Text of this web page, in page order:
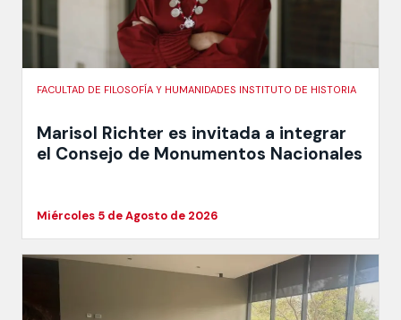
FACULTAD DE FILOSOFÍA Y HUMANIDADES INSTITUTO DE HISTORIA
Marisol Richter es invitada a integrar
el Consejo de Monumentos Nacionales
Miércoles 5 de Agosto de 2026